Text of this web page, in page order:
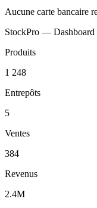
Aucune carte bancaire
StockPro — Dashboard
Produits
1 248
Entrepôts
5
Ventes
384
Revenus
2.4M